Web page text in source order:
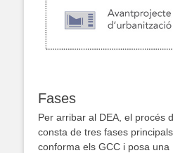
Fases
Per arribar al DEA, el procés
consta de tres fases
conforma els GCC i posa una